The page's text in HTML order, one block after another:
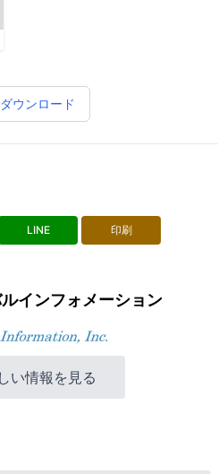
ウンロード
LINE 印刷
インフォメーション
い情報を見る